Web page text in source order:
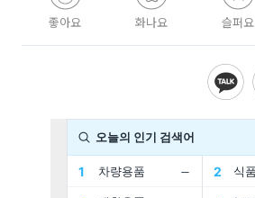
좋아요 화나요 슬퍼요